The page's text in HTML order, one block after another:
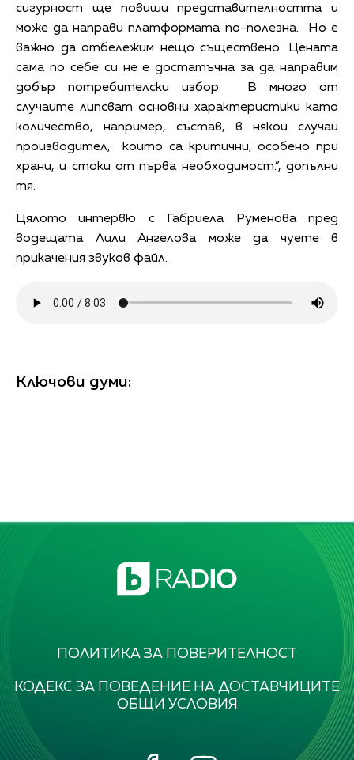
сигурност ще повиши представителността и
може да направи платформата по-полезна. Но е
важно да отбележим нещо съществено. Цената
сама по себе си не е достатъчна за да направим
добър потребителски избор. В много от
случаите липсват основни характеристики като
количество, например, състав, в някои случаи
производител, които са критични, особено при
храни, и стоки от първа необходимост.”, допълни
тя.
Цялото интервю с Габриела Руменова пред
водещата Лили Ангелова може да чуете в
прикачения звуков файл.
Ключови думи:
ПОЛИТИКА ЗА ПОВЕРИТЕЛНОСТ
КОДЕКС ЗА ПОВЕДЕНИЕ НА ДОСТАВЧИЦИТЕ
ОБЩИ УСЛОВИЯ